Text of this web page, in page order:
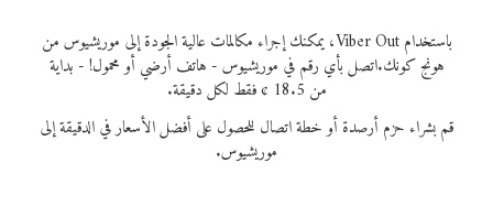
باستخدام Viber Out، يمكنك إجراء مكالمات عالية الجودة إلى موريشيوس من
هونج كونك.اتصل بأي رقم في موريشيوس - هاتف أرضي أو محمول! - بداية
من 18.5 ¢ فقط لكل دقيقة.
قم بشراء حزم أرصدة أو خطة اتصال للحصول على أفضل الأسعار في الدقيقة إلى
موريشيوس.